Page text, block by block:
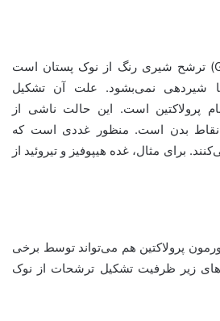
گالاکتوره (Galactorrhoea) ترشح شیری رنگ از نوک پستان است
شیردهی نمی‌بشود. علت آن تشکیل
پرولاکتین است. این حالت ناشی از
نقاط بدن است. منظور غددی است که
برای مثال، غده هیپوفیز و تیروئید از
پرولاکتین هم می‌تواند توسط برخی
زیر ظرفیت تشکیل ترشحات از نوک